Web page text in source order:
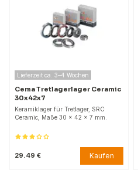
Lieferzeit ca. 3–4 Wochen
Cema Tretlagerlager Ceramic
30x42x7
Keramiklager für Tretlager, SRC
Ceramic, Maße 30 x 42 x 7 mm.
29.49 € Kaufen